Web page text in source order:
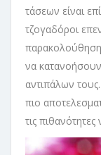
τάσεων είναι
τζογαδόροι
να κατανοήσουν
αντιπάλων
πιο
τις πιθανότητες